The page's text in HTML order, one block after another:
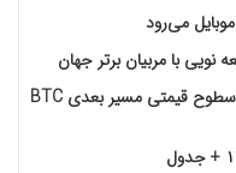
می‌رود
نویی با مربیان برتر جهان
قیمت بیت‌کوین در نقطه حساس؛ کدام سطوح قیمتی مسیر بعدی BTC